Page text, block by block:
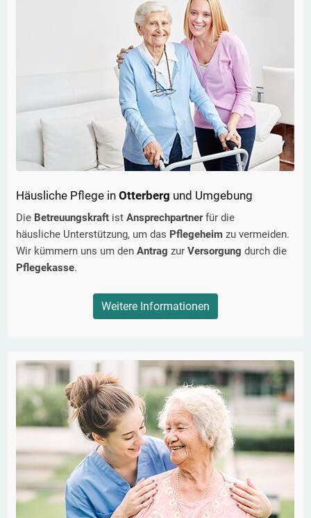
Häusliche Pflege in Otterberg und Umgebung
Die Betreuungskraft ist Ansprechpartnerfür die
häusliche Unterstützung, um das Pflegeheim zu vermeiden.
Wir kümmern uns um den Antrag zur Versorgung durch die
Pflegekasse.
Weitere Informationen